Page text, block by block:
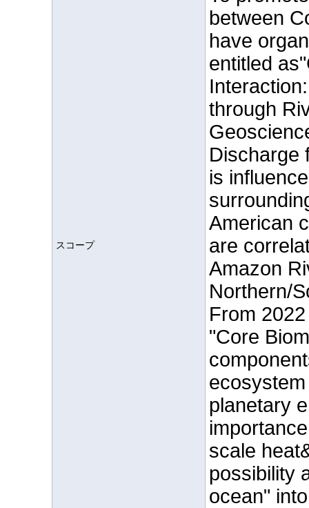
スコープ
between
have
entitled
through
Discharge
is
American
are
Amazon
Northern/
From
"Core
planetary
scale
possibility
ocean"